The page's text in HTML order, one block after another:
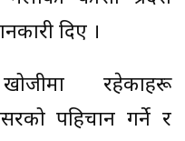
दिए ।
रहेकाहरू
पहिचान गर्ने र